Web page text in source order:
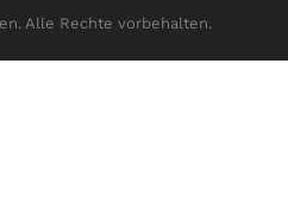
Alle Rechte vorbehalten.